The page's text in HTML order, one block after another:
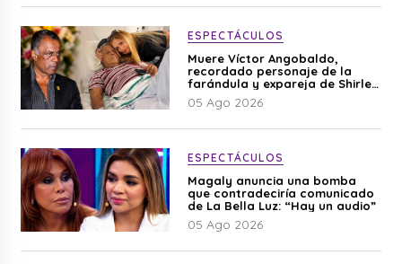
ESPECTÁCULOS
Muere Víctor Angobaldo,
recordado personaje de la
farándula y expareja de Shirley
Cherres
05 Ago 2026
ESPECTÁCULOS
Magaly anuncia una bomba
que contradeciría comunicado
de La Bella Luz: “Hay un audio”
05 Ago 2026